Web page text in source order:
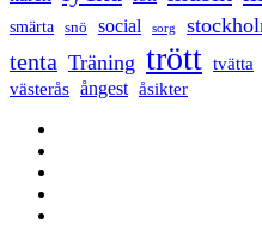
smärta snö social sorg
tenta Träning trött tvätta
västerås ångest åsikter